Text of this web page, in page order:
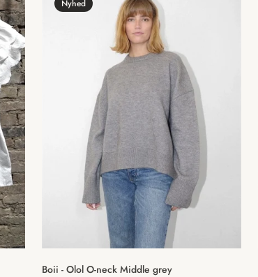
Nyhed
Hurtig tilføjelse
Boii - Olol O-neck Middle grey